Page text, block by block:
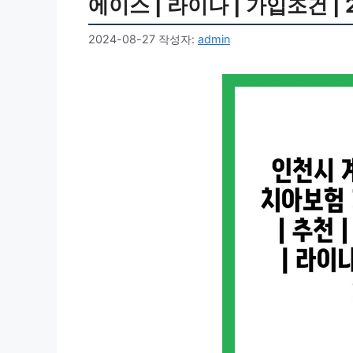
에이스 | 라이나 | 가입조건 |
2024-08-27 작성자: admin